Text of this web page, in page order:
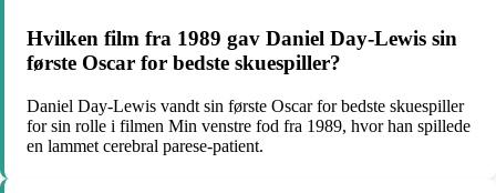
Hvilken film fra 1989 gav Daniel Day-Lewis sin
første Oscar for bedste skuespiller?
Daniel Day-Lewis vandt sin første Oscar for bedste skuespiller
for sin rolle i filmen Min venstre fod fra 1989, hvor han spillede
en lammet cerebral parese-patient.